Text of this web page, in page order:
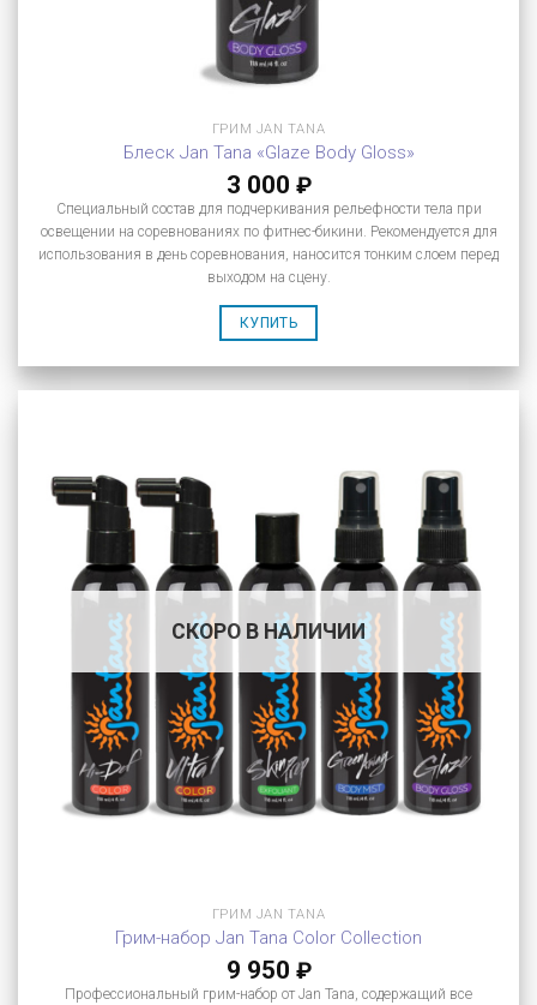
ГРИМ JAN TANA
Блеск Jan Tana «Glaze Body Gloss»
3 000 ₽
Специальный состав для подчеркивания рельефности тела при
освещении на соревнованиях по фитнес-бикини. Рекомендуется для
использования в день соревнования, наносится тонким слоем перед
выходом на сцену.
КУПИТЬ
СКОРО В НАЛИЧИИ
ГРИМ JAN TANA
Грим-набор Jan Tana Color Collection
9 950 ₽
Профессиональный грим-набор от Jan Tana, содержащий все